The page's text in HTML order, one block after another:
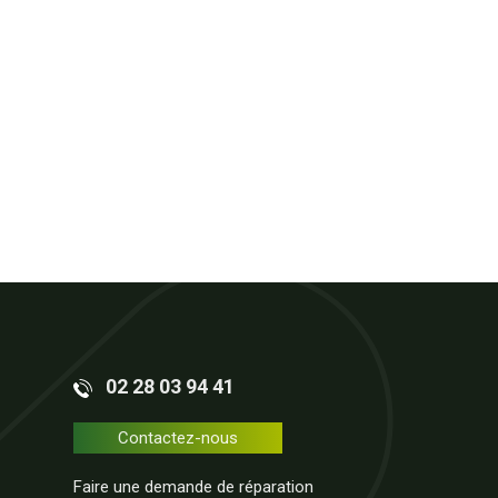
02 28 03 94 41
Contactez-nous
Faire une demande de réparation